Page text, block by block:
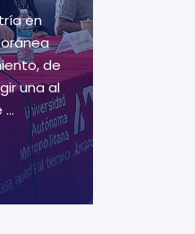
en
de
una al